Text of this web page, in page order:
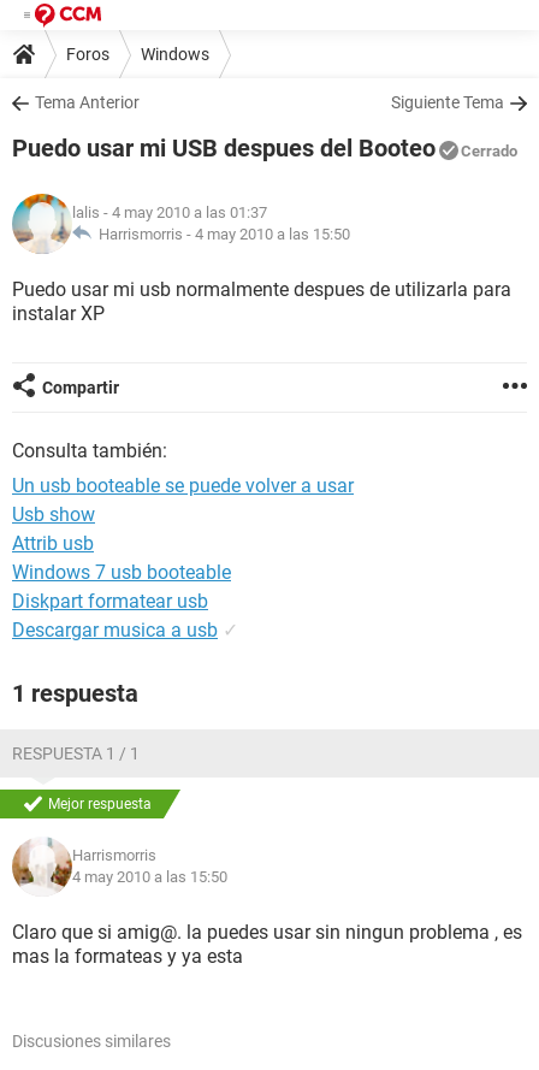
Foros Windows
Tema Anterior Siguiente Tema
Puedo usar mi USB despues del Booteo Cerrado
lalis - 4 may 2010 a las 01:37
Harrismorris - 4 may 2010 a las 15:50
Puedo usar mi usb normalmente despues de utilizarla para
instalar XP
Compartir
Consulta también:
Un usb booteable se puede volver a usar
Usb show
Attrib usb
Windows 7 usb booteable
Diskpart formatear usb
Descargar musica a usb ✓
1 respuesta
RESPUESTA 1 / 1
Mejor respuesta
Harrismorris
4 may 2010 a las 15:50
Claro que si amig@. la puedes usar sin ningun problema , es
mas la formateas y ya esta
Discusiones similares